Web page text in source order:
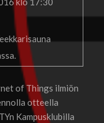
of Things ilmiön
otteella
Kampusklubilla